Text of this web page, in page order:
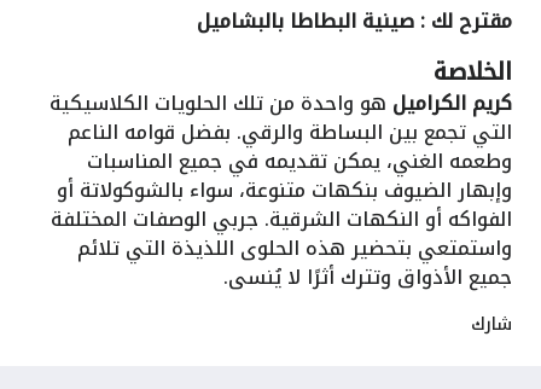
مقترح لك : صينية البطاطا بالبشاميل
الخلاصة
كريم الكراميل هو واحدة من تلك الحلويات الكلاسيكية
التي تجمع بين البساطة والرقي. بفضل قوامه الناعم
وطعمه الغني، يمكن تقديمه في جميع المناسبات
وإبهار الضيوف بنكهات متنوعة، سواء بالشوكولاتة أو
الفواكه أو النكهات الشرقية. جربي الوصفات المختلفة
واستمتعي بتحضير هذه الحلوى اللذيذة التي تلائم
جميع الأذواق وتترك أثرًا لا يُنسى.
شارك